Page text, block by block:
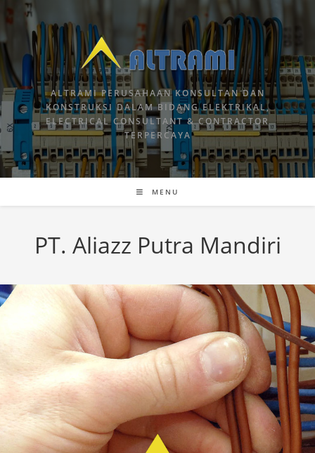
ALTRAMI PERUSAHAAN KONSULTAN DAN
KONSTRUKSI DALAM BIDANG ELEKTRIKAL,
ELECTRICAL CONSULTANT & CONTRACTOR
TERPERCAYA
MENU
PT. Aliazz Putra Mandiri